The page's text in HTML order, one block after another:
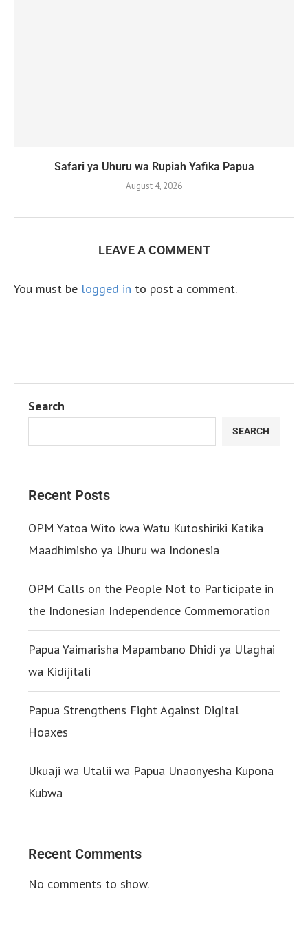
Safari ya Uhuru wa Rupiah Yafika Papua
August 4, 2026
LEAVE A COMMENT
You must be logged in to post a comment.
Search
SEARCH
Recent Posts
OPM Yatoa Wito kwa Watu Kutoshiriki Katika
Maadhimisho ya Uhuru wa Indonesia
OPM Calls on the People Not to Participate in
the Indonesian Independence Commemoration
Papua Yaimarisha Mapambano Dhidi ya Ulaghai
wa Kidijitali
Papua Strengthens Fight Against Digital
Hoaxes
Ukuaji wa Utalii wa Papua Unaonyesha Kupona
Kubwa
Recent Comments
No comments to show.